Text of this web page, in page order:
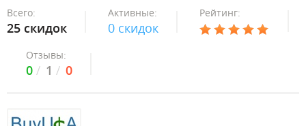
Всего:
25 скидок
Активные:
0 скидок
Рейтинг:
Отзывы:
0 1 0